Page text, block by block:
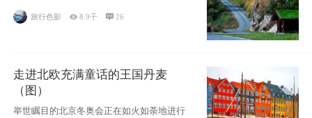
旅行色影 8.9千 26
走进北欧充满童话的王国丹麦
（图）
举世瞩目的北京冬奥会正在如火如荼地进行